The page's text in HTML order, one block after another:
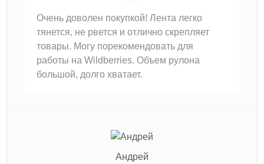
Очень доволен покупкой! Лента легко
тянется, не рвется и отлично скрепляет
товары. Могу порекомендовать для
работы на Wildberries. Объем рулона
большой, долго хватает.
Андрей